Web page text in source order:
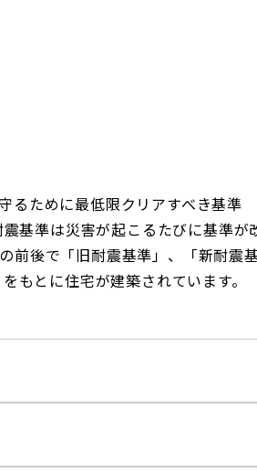
るために最低限クリアすべき基準
基準は災害が起こるたびに基準が
前後で「旧耐震基準」、「新耐震基
もとに住宅が建築されています。